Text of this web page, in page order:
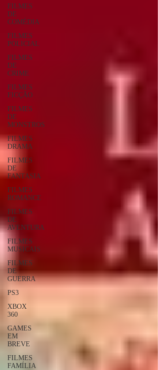
FILMES
DE
COMÉDIA
FILMES
POLICIAL
FILMES
DE
CRIME
FILMES
FICÇÃO
FILMES
DE
MONSTROS
FILMES
DRAMA
FILMES
DE
FANTASIA
FILMES
ROMANCE
FILMES
DE
AVENTURA
FILMES
MUSICAIS
FILMES
DE
GUERRA
PS3
XBOX
360
GAMES
EM
BREVE
FILMES
FAMÍLIA